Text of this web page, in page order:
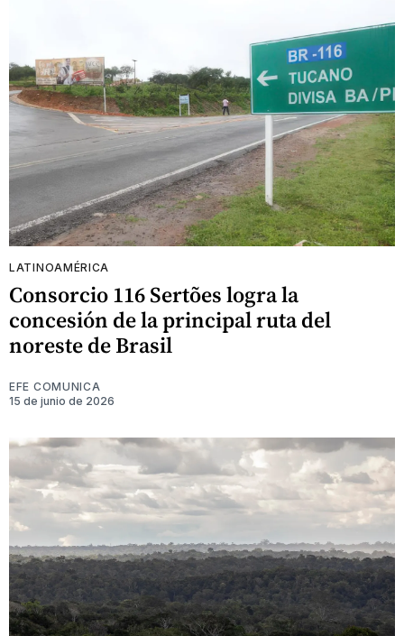
LATINOAMÉRICA
Consorcio 116 Sertões logra la
concesión de la principal ruta del
noreste de Brasil
EFE COMUNICA
15 de junio de 2026